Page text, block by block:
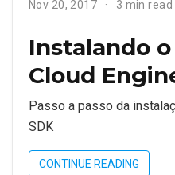
Nov 20, 2017 3 min read
Instalando
Cloud
Passo a passo da
SDK
CONTINUE READING